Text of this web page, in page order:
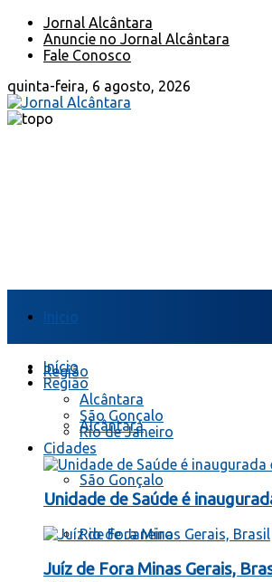
Jornal Alcântara
Anuncie no Jornal Alcântara
Fale Conosco
quinta-feira, 6 agosto, 2026
Início
Região
Alcântara
São Gonçalo
Rio de Janeiro
Início
Região
Alcântara
São Gonçalo
Rio de Janeiro
Cidades
Unidade de Saúde é
Juíz de Fora Minas Gerais,